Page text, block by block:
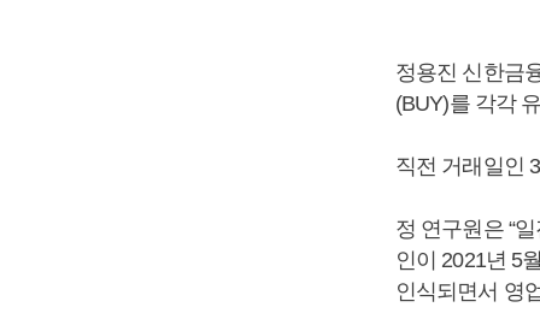
정용진 신한금
(BUY)를 각각
직전 거래일인
정 연구원은 “
인이 2021년 5
인식되면서 영